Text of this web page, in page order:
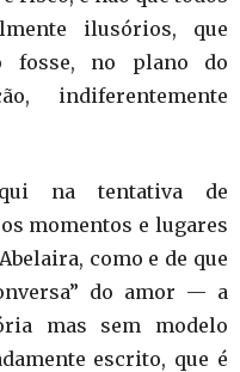
ilusórios, que
fosse, no plano do
indiferentemente
na tentativa de
momentos e lugares
como e de que
do amor — a
mas sem modelo
escrito, que é